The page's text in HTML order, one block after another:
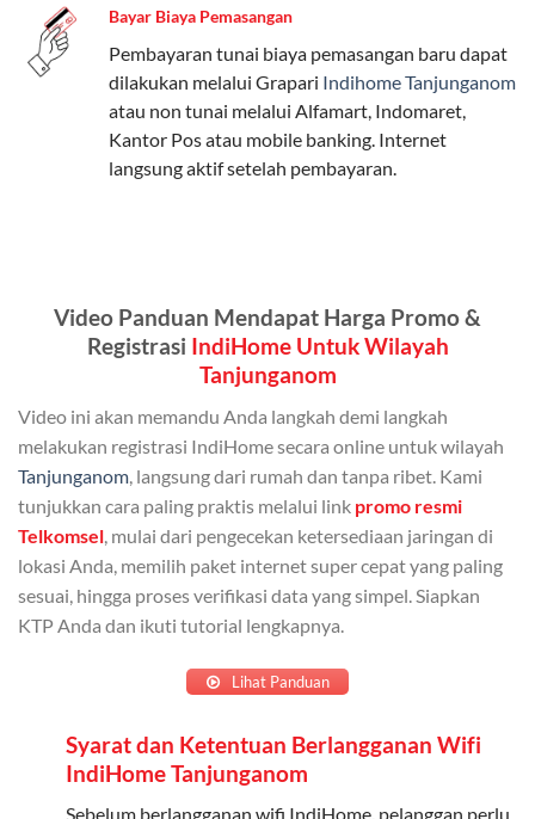
Paket Telkomsel One dengan Kuota Keluarga
Salah satu fitur unggulan Telkomsel One adalah Paket
Kuota Keluarga. Dengan kuota hingga 30 GB, Anda
bisa membagikan internet kepada anggota keluarga
atau teman tanpa perlu khawatir kehabisan kuota.
Admin (pelanggan utama) dan anggota yang terdaftar.
Bisa Dibagi Hingga 5 Anggota
Admin dapat mendaftarkan hingga 5 anggota
keluarga atau teman untuk menggunakan kuota ini.
Berlaku Nasional
Kuota keluarga bisa digunakan di seluruh Indonesia
untuk jaringan 2G, 3G, dan 4G.
Tidak Berlaku untuk Roaming
Daftarkan Anggota: Admin dapat mendaftarkan anggota
Bayar Biaya Pemasangan
Pembayaran tunai biaya pemasangan baru dapat
dilakukan melalui Grapari Indihome Tanjunganom
atau non tunai melalui Alfamart, Indomaret,
Kantor Pos atau mobile banking. Internet
langsung aktif setelah pembayaran.
Video Panduan Mendapat Harga Promo &
Registrasi IndiHome Untuk Wilayah
Tanjunganom
Video ini akan memandu Anda langkah demi langkah
melakukan registrasi IndiHome secara online untuk wilayah
Tanjunganom , langsung dari rumah dan tanpa ribet. Kami
tunjukkan cara paling praktis melalui link promo resmi
Telkomsel , mulai dari pengecekan ketersediaan jaringan di
lokasi Anda, memilih paket internet super cepat yang paling
sesuai, hingga proses verifikasi data yang simpel. Siapkan
KTP Anda dan ikuti tutorial lengkapnya.
Lihat Panduan
Syarat dan Ketentuan Berlangganan Wifi
IndiHome Tanjunganom
Sebelum berlangganan wifi IndiHome, pelanggan perlu